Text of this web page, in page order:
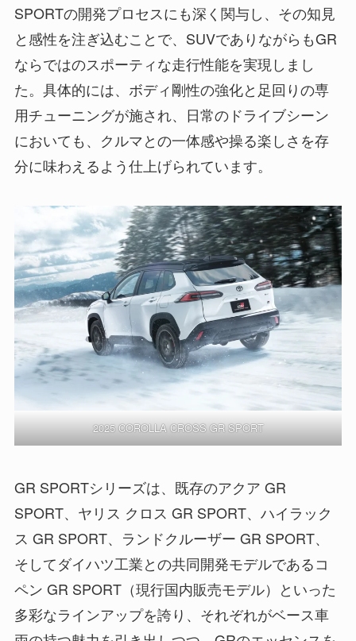
SPORTの開発プロセスにも深く関与し、その知見
と感性を注ぎ込むことで、SUVでありながらもGR
ならではのスポーティな走行性能を実現しまし
た。具体的には、ボディ剛性の強化と足回りの専
用チューニングが施され、日常のドライブシーン
においても、クルマとの一体感や操る楽しさを存
分に味わえるよう仕上げられています。
2025 COROLLA CROSS GR SPORT
GR SPORTシリーズは、既存のアクア GR
SPORT、ヤリス クロス GR SPORT、ハイラック
ス GR SPORT、ランドクルーザー GR SPORT、
そしてダイハツ工業との共同開発モデルであるコ
ペン GR SPORT（現行国内販売モデル）といった
多彩なラインアップを誇り、それぞれがベース車